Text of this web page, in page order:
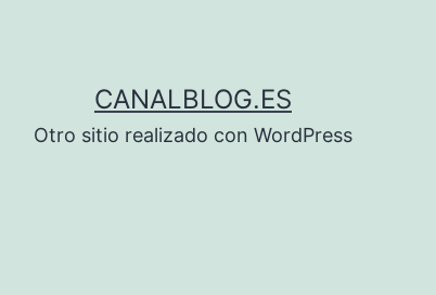
CANALBLOG.ES
Otro sitio realizado con WordPress